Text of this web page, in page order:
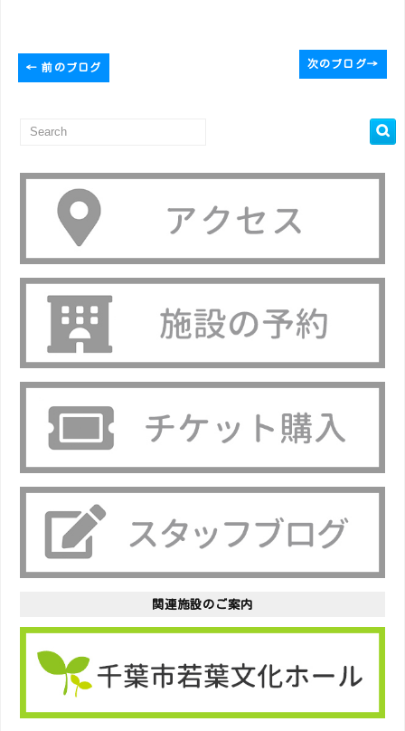
← 前のブログ 次のブログ→
関連施設のご案内